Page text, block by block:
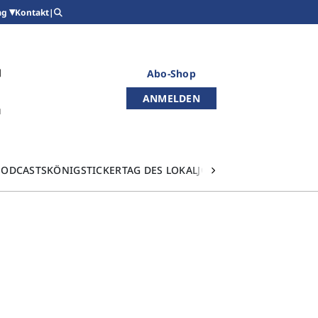
Kontakt|
Abo-Shop
ANMELDEN
KÖNIGSTICKERTAG DES LOKALJOURNALISMUS